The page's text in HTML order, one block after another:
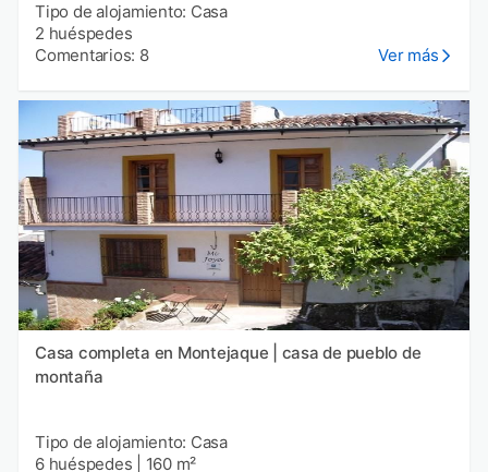
Tipo de alojamiento: Casa
2 huéspedes
Comentarios: 8
Ver más
Casa completa en Montejaque | casa de pueblo de
montaña
Tipo de alojamiento: Casa
6 huéspedes
160 m²